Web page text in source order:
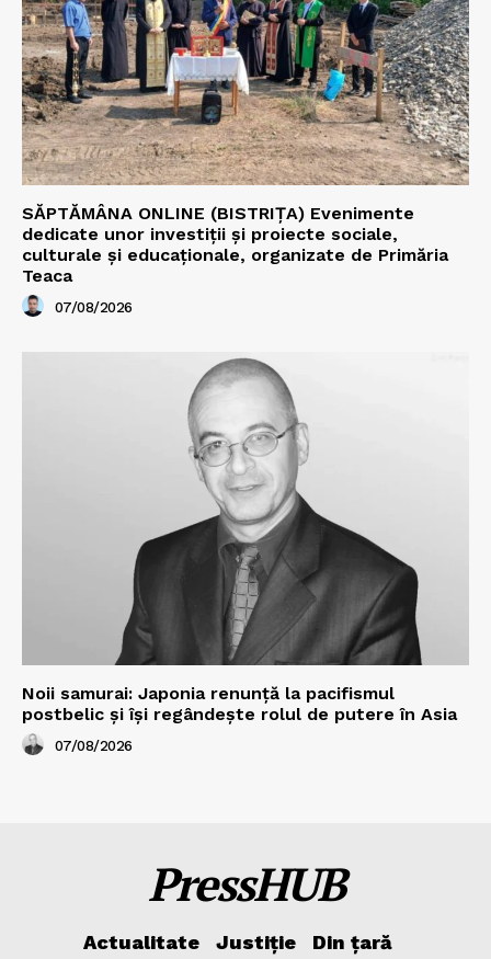
SĂPTĂMÂNA ONLINE (BISTRIȚA) Evenimente
dedicate unor investiții și proiecte sociale,
culturale și educaționale, organizate de Primăria
Teaca
07/08/2026
Noii samurai: Japonia renunță la pacifismul
postbelic și își regândește rolul de putere în Asia
07/08/2026
PressHUB
Actualitate Justiție
Din țară